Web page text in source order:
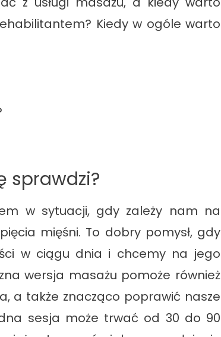
Kiedy w ogóle warto
sprawdzi?
w sytuacji, gdy zależy nam na
mięśni. To dobry pomysł, gdy
w ciągu dnia i chcemy na jego
wersja masażu pomoże również
a także znacząco poprawić nasze
sesja może trwać od 30 do 90